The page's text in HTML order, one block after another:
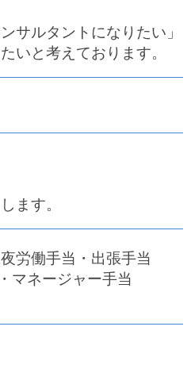
サルタントになりたい」
いと考えております。
ます。
夜労働手当・出張手当
・マネージャー手当